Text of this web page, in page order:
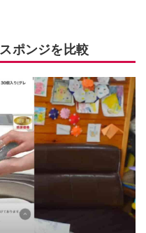
ポンジを比較